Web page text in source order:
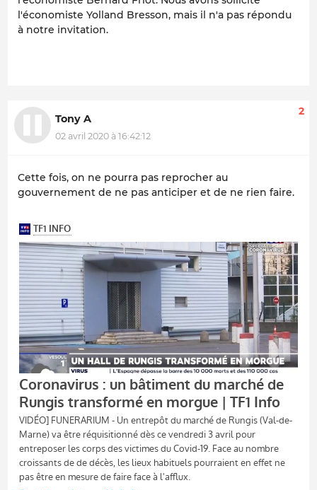
l'économiste Yolland Bresson, mais il n'a pas répondu
à notre invitation.
Tony A
02 avril 2020 à 16:42:12
2
Cette fois, on ne pourra pas reprocher au
gouvernement de ne pas anticiper et de ne rien faire.